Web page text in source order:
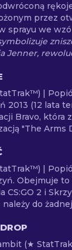
przez
sprayu we
Jenner,
|
2013 (12 lata
Bravo, która
"The Arms
|
Obejmuje to
CS:GO 2 i
do
(★